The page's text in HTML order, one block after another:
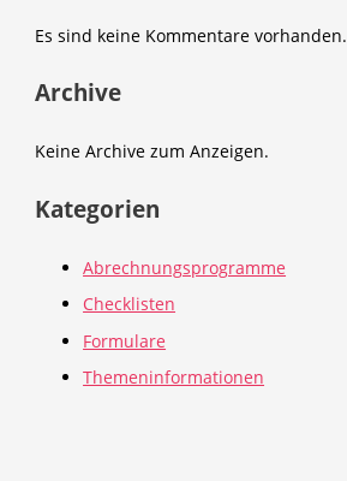
Es sind keine Kommentare vorhanden.
Archive
Keine Archive zum Anzeigen.
Kategorien
Abrechnungsprogramme
Checklisten
Formulare
Themeninformationen